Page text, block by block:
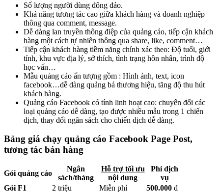
Số lượng người dùng đông đảo.
Khả năng tương tác cao giữa khách hàng và doanh nghiệp
thông qua comment, message.
Dễ dàng lan truyền thông điệp của quảng cáo, tiếp cận khách
hàng một cách tự nhiên thông qua share, like, comment…
Tiếp cận khách hàng tiềm năng chính xác theo: Độ tuổi, giới
tính, khu vực địa lý, sở thích, tình trạng hôn nhân, trình độ
học vấn…
Mẫu quảng cáo ấn tượng gồm : Hình ảnh, text, icon
facebook…dễ dàng quảng bá thương hiệu, tăng độ thu hút
khách hàng.
Quảng cáo Facebook có tính linh hoạt cao: chuyển đổi các
loại quảng cáo dễ dàng, tạo được nhiều mẫu trong 1 chiến
dịch, thay đổi ngân sách cho chiến dịch dễ dàng.
Bảng giá chạy quảng cáo Facebook Page Post,
tương tác bán hàng
Gói quảng cáo
Ngân
sách/tháng
Hỗ trợ tối ưu
nội dung
Phí dịch
vụ
Gói F1
2 triệu Miễn phí 500.000 đ